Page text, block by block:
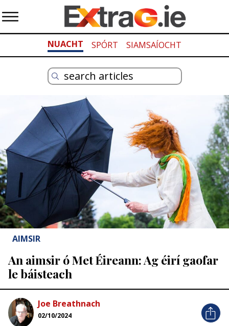
NUACHT SPÓRT SIAMSAÍOCHT
AIMSIR
An aimsir ó Met Éireann: Ag éirí gaofar
le báisteach
Joe Breathnach
02/10/2024